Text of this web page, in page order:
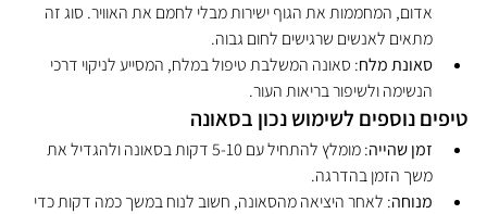
אדום, המחממות את הגוף ישירות מבלי לחמם את האוויר. סוג זה
מתאים לאנשים שרגישים לחום גבוה.
סאונת מלח: סאונה המשלבת טיפול במלח, המסייע לניקוי דרכי
הנשימה ולשיפור בריאות העור.
טיפים נוספים לשימוש נכון בסאונה
זמן שהייה
: מומלץ להתחיל עם 5-10 דקות בסאונה ולהגדיל את
משך הזמן בהדרגה.
מנוחה: לאחר היציאה מהסאונה, חשוב לנוח במשך כמה דקות כדי